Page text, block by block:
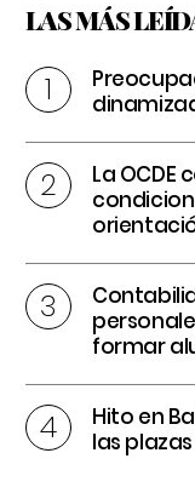
LAS MÁS
La
formar
Hito en
las